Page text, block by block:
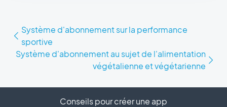
Système d'abonnement sur la performance
sportive
Système d'abonnement au sujet de l'alimentation
végétalienne et végétarienne
Conseils pour créer une app